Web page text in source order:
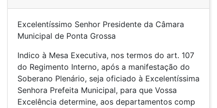
Excelentíssimo Senhor Presidente da Câmara
Municipal de Ponta Grossa
Indico à Mesa Executiva, nos termos do art. 107
do Regimento Interno, após a manifestação do
Soberano Plenário, seja oficiado à Excelentíssima
Senhora Prefeita Municipal, para que Vossa
Excelência determine, aos departamentos comp